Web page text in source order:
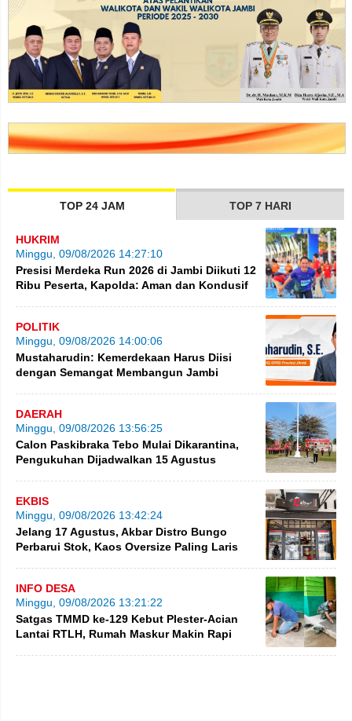
TOP 24 JAM TOP 7 HARI
HUKRIM
Minggu, 09/08/2026 14:27:10
Presisi Merdeka Run 2026 di Jambi Diikuti 12
Ribu Peserta, Kapolda: Aman dan Kondusif
POLITIK
Minggu, 09/08/2026 14:00:06
Mustaharudin: Kemerdekaan Harus Diisi
dengan Semangat Membangun Jambi
DAERAH
Minggu, 09/08/2026 13:56:25
Calon Paskibraka Tebo Mulai Dikarantina,
Pengukuhan Dijadwalkan 15 Agustus
EKBIS
Minggu, 09/08/2026 13:42:24
Jelang 17 Agustus, Akbar Distro Bungo
Perbarui Stok, Kaos Oversize Paling Laris
INFO DESA
Minggu, 09/08/2026 13:21:22
Satgas TMMD ke-129 Kebut Plester-Acian
Lantai RTLH, Rumah Maskur Makin Rapi